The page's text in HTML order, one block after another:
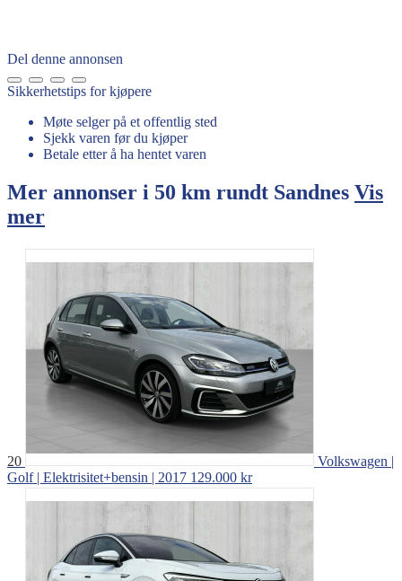
Del denne annonsen
Sikkerhetstips for kjøpere
Møte selger på et offentlig sted
Sjekk varen før du kjøper
Betale etter å ha hentet varen
Mer annonser i 50 km rundt Sandnes Vis
mer
20
Volkswagen |
Golf | Elektrisitet+bensin | 2017 129.000 kr